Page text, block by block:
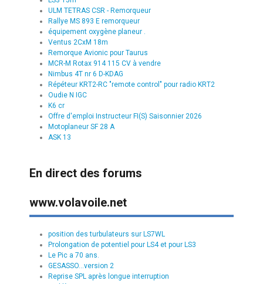
ULM TETRAS CSR - Remorqueur
Rallye MS 893 E remorqueur
équipement oxygène planeur .
Ventus 2CxM 18m
Remorque Avionic pour Taurus
MCR-M Rotax 914 115 CV à vendre
Nimbus 4T nr 6 D-KDAG
Répéteur KRT2-RC "remote control" pour radio KRT2
Oudie N IGC
K6 cr
Offre d'emploi Instructeur FI(S) Saisonnier 2026
Motoplaneur SF 28 A
ASK 13
En direct des forums
www.volavoile.net
position des turbulateurs sur LS7WL
Prolongation de potentiel pour LS4 et pour LS3
Le Pic a 70 ans.
GESASSO...version 2
Reprise SPL après longue interruption